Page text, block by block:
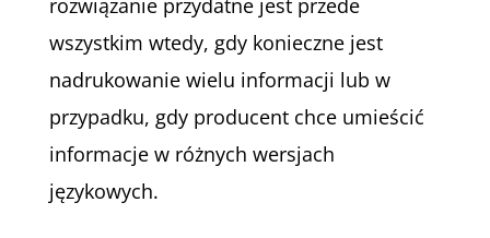
rozwiązanie przydatne jest przede
wszystkim wtedy, gdy konieczne jest
nadrukowanie wielu informacji lub w
przypadku, gdy producent chce umieścić
informacje w różnych wersjach
językowych.